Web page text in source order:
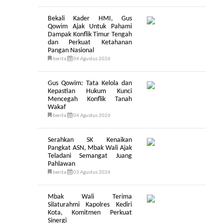
Bekali Kader HMI, Gus
Qowim Ajak Untuk Pahami
Dampak Konflik Timur Tengah
dan Perkuat Ketahanan
Pangan Nasional
berita 04 Agustus 2026
Gus Qowim: Tata Kelola dan
Kepastian Hukum Kunci
Mencegah Konflik Tanah
Wakaf
berita 04 Agustus 2026
Serahkan SK Kenaikan
Pangkat ASN, Mbak Wali Ajak
Teladani Semangat Juang
Pahlawan
berita 03 Agustus 2026
Mbak Wali Terima
Silaturahmi Kapolres Kediri
Kota, Komitmen Perkuat
Sinergi